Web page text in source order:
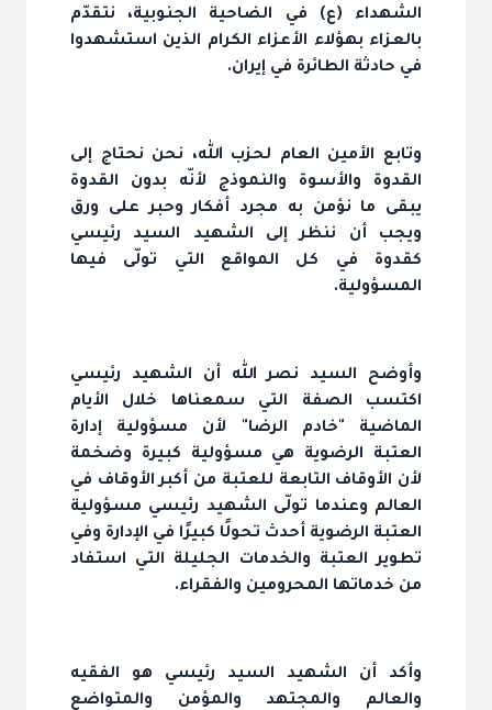
الشهداء (ع) في الضاحية الجنوبية، نتقدّم
بالعزاء بهؤلاء الأعزاء الكرام الذين استشهدوا
في حادثة الطائرة في إيران.
وتابع الأمين العام لحزب الله، نحن نحتاج إلى
القدوة والأسوة والنموذج لأنّه بدون القدوة
يبقى ما نؤمن به مجرد أفكار وحبر على ورق
ويجب أن ننظر إلى الشهيد السيد رئيسي
كقدوة في كل المواقع التي تولّى فيها
المسؤولية.
وأوضح السيد نصر الله أن الشهيد رئيسي
اكتسب الصفة التي سمعناها خلال الأيام
الماضية "خادم الرضا" لأن مسؤولية إدارة
العتبة الرضوية هي مسؤولية كبيرة وضخمة
لأن الأوقاف التابعة للعتبة من أكبر الأوقاف في
العالم وعندما تولّى الشهيد رئيسي مسؤولية
العتبة الرضوية أحدث تحولًا كبيرًا في الإدارة وفي
تطوير العتبة والخدمات الجليلة التي استفاد
من خدماتها المحرومين والفقراء.
وأكد أن الشهيد السيد رئيسي هو الفقيه
والعالم والمجتهد والمؤمن والمتواضع